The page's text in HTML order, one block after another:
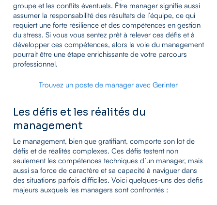
groupe et les conflits éventuels. Être manager signifie aussi
assumer la responsabilité des résultats de l’équipe, ce qui
requiert une forte résilience et des compétences en gestion
du stress. Si vous vous sentez prêt à relever ces défis et à
développer ces compétences, alors la voie du management
pourrait être une étape enrichissante de votre parcours
professionnel.
Trouvez un poste de manager avec Gerinter
Les défis et les réalités du
management
Le management, bien que gratifiant, comporte son lot de
défis et de réalités complexes. Ces défis testent non
seulement les compétences techniques d’un manager, mais
aussi sa force de caractère et sa capacité à naviguer dans
des situations parfois difficiles. Voici quelques-uns des défis
majeurs auxquels les managers sont confrontés :